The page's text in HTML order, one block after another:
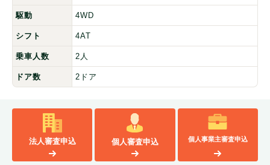
法人審査申込 個人審査申込 個人事業主審査申込
で、狭い道や倉庫内でも取り回しがしやすいです。
燃費性能にも優れ、低燃費で経済的。高い積載力と使い
勝手の良さが最大のアピールポイントです。
≪スズキ キャリイ≫のご相談・無料審査はお気軽に
【カーリースＪＯＢＢＹ】までご連絡ください。カーリ
ースＪＯＢＢＹなら車・仕事・趣味に合わせたオプショ
駆動 4WD
シフト 4AT
乗車人数 2人
ドア数 2ドア